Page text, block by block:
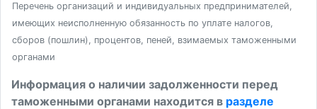
Перечень организаций и индивидуальных предпринимателей,
имеющих неисполненную обязанность по уплате налогов,
сборов (пошлин), процентов, пеней, взимаемых таможенными
органами
Информация о наличии задолженности перед
таможенными органами находится в разделе